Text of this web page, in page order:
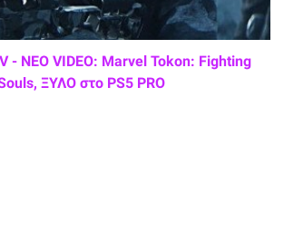
- ΝΕΟ VIDEO: Marvel Tokon: Fighting
ΞΥΛΟ στο PS5 PRO